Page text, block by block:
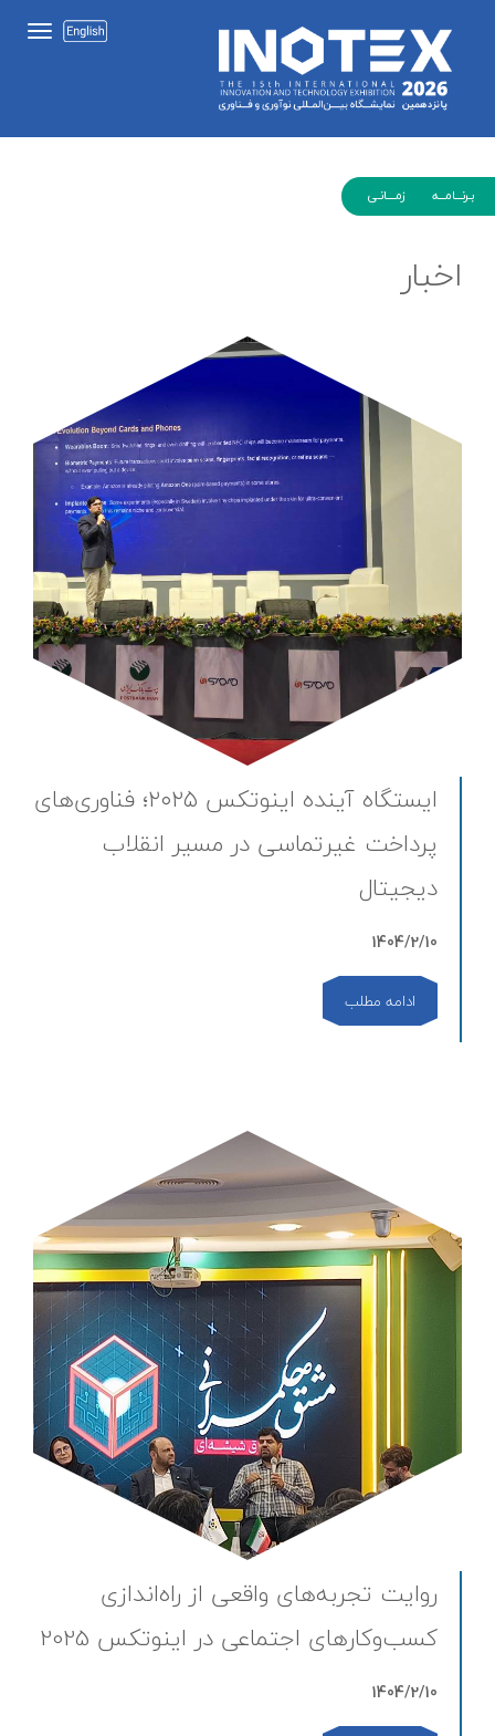
بـرنـــامـــه زمــــانـی
اخبار
ایستگاه آینده اینوتکس ۲۰۲۵؛ فناوری‌های
پرداخت غیرتماسی در مسیر انقلاب
دیجیتال
1404/2/10
ادامه مطلب
روایت تجربه‌های واقعی از راه‌اندازی
کسب‌وکارهای اجتماعی در اینوتکس 2025
1404/2/10